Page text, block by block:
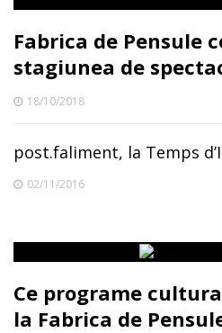
Fabrica de Pensule
stagiunea de
18/10/2018
post.faliment, la Temps
02/11/2016
Ce programe
la Fabrica de